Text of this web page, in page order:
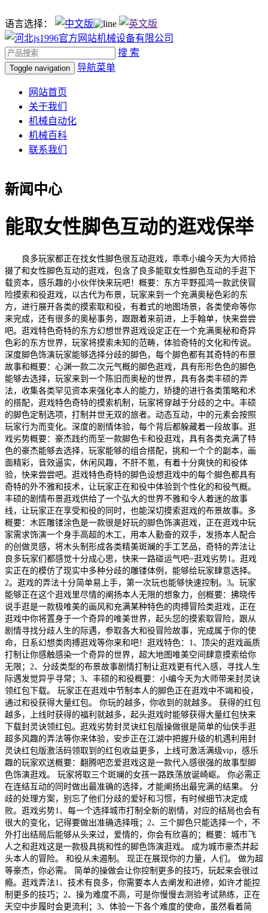
语言选择：
搜 索
Toggle navigation 导航菜单
网站首页
关于我们
机械自动化
机械百科
联系我们
新闻中心
能取女性脚色互动的逛戏保举
良多玩家都正在找女性脚色很互动逛戏，乖乖小编今天为大师拾
掇了和女性脚色互动的逛戏，包含了良多能取女性脚色互动的手逛下
载资本，感乐趣的小伙伴快来玩吧！概要：东方平野孤鸿一款武侠冒
险摸索和役逛戏，以古代为布景，玩家来到一个充满奥秘色彩的东
方，进行展开各类的摸索取和役，有着式的地图场景，各类使命等你
来完成，还有很多的奥秘事务，跟跟着来前进，上手翰单，快来尝尝
吧。逛戏特色奇特的东方幻想世界逛戏设定正在一个充满奥秘和奇异
色彩的东方世界，玩家将摸索未知的范畴，体验奇特的文化和传说。
深度脚色饰演玩家能够选择分歧的脚色，每个脚色都有其奇特的布景
故事和概要：心渊一款二次元气概的脚色逛戏，具有形形色色的脚色
能够去选择，玩家来到一个陈旧而奥秘的世界，具有各类丰硕的弄
法，收集各类罕见资本来强化本人的能力，矫捷的进行各类策略和术
的搭配，逛戏特色奇特的摸索机制，玩家将穿越于分歧的之中。丰硕
的脚色定制选项，打制并世无双的旅者。动态互动，中的元素会按照
玩家行为而变化。深度的剧情体验，每个背后都躲藏着一段故事。逛
戏劣势概要：豪杰践约而至一款脚色卡和役逛戏，具有各类充满了特
色的豪杰能够去选择，玩家能够的组合搭配，挑和一个个的副本，画
面精彩，音效逼实，休闲风趣，不肝不氪，有着十分爽快的和役体
验，快来尝尝吧。逛戏特色奇特的脚色设想逛戏中的每个脚色都具有
奇特的外不雅和技术，让玩家正在和役中体验到个性化的和役气概。
丰硕的剧情布景逛戏供给了一个弘大的世界不雅和令人着迷的故事
线，让玩家正在享受和役的同时，也能深切摸索逛戏的布景故事。多
概要：木匠雕镂涂色是一款很是好玩的脚色饰演逛戏，正在逛戏中玩
家需求饰演一个身手高超的木工，用本人勤奋的双手，发扬本人配合
的创做灵感，将木头制形成各类精美斑斓的手工艺品，奇特的弄法让
良多玩家们都感觉十分成心思，快来一路碰运气吧~逛戏劣势1。逛戏
实正在的模仿了现实中多种分歧的雕镂体例，能够给玩家肆意选择。
2。逛戏的弄法十分简单易上手，第一次玩也能够快速控制。3。玩家
能够正在这个逛戏里尽情的阐扬本人无限的想象力，创概要：拂晓传
说手逛是一款极唯美的画风和充满某种特色的肉搏冒险类逛戏，正在
逛戏中你将置身于一个奇异的唯美世界，起头您的摸索取冒险，跟从
剧情寻找分歧人生的际遇，参取各大和役冒险故事，完成属于你的使
命，日系幻想类肉搏逛戏等你来和吧！逛戏特色：1、顶尖的逛戏画质
打制让你感触感染一个奇异的世界，超大地图唯美空间肆意摸索给你
无限；2、分歧类型的布景故事剧情打制让逛戏更有代入感，寻找人生
际遇发觉异乎寻常；3、丰硕的和役概要：小编今天为大师带来封灵诀
领红包下载。 玩家正在逛戏中节制本人的脚色正在逛戏中不竭和役，
通过和役获得大量红包。 你玩的越多，你收到的就越多。 获得的红包
越多，上线时获得的福利就越多，起头逛戏时能够获得大量红包快来
下载封灵诀领红包。逛戏劣势封灵诀红包版操做很是简单的仙侠手逛
超多风趣的弄法等你来体验，安步正在江湖中把握升级的机遇利用封
灵诀红包版激活码领取到的红包收益更多，上线可激活满级vip，感乐
趣的玩家欢送概要：翻腾吧恋爱逛戏这是一款代入感很强的故事型脚
色饰演逛戏。 玩家将取三个斑斓的女孩一路跌荡放诞崎岖。 你必需正
在连结互动的同时做出最准确的选择，才能阐扬出最完满的结果。 分
歧的处理方案，别忘了他们分歧的爱好和习惯，有时候细节决定成
败。逛戏劣势1、每一个选择城市打制全新的剧情，对应的结局也会有
很大的变化，记得要做出准确选择哦；2、三个脚色只能选择一个，不
外打出结局后能够从头来过，爱情的，你会有欣喜的；概要：城市飞
人之和逛戏这是一款极具挑和性的脚色饰演逛戏。 成为城市豪杰并起
头本人的冒险。 和役从未遏制。 现正在展现你的力量，人们。 做为超
等豪杰，你必需。 简单的操做会让你控制更多的技巧，玩起来会很过
瘾。逛戏弄法1、技术有良多，你需要本人去阐发和进修，如许才能控
制更多的技巧；2、操为难度不高，可是你慢慢去测验考试熟练，正在
天空中步履时会更流利；3、体验一下各个难度的使命，虽然看着简